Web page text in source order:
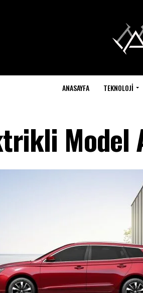
ANASAYFA TEKNOLOJI
Model